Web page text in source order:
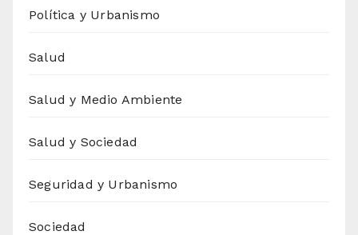
Política y Urbanismo
Salud
Salud y Medio Ambiente
Salud y Sociedad
Seguridad y Urbanismo
Sociedad